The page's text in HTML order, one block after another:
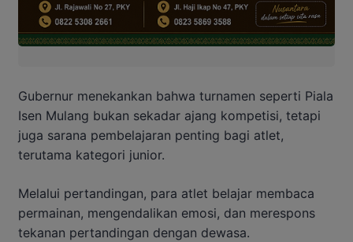
Gubernur menekankan bahwa turnamen seperti Piala
Isen Mulang bukan sekadar ajang kompetisi, tetapi
juga sarana pembelajaran penting bagi atlet,
terutama kategori junior.
Melalui pertandingan, para atlet belajar membaca
permainan, mengendalikan emosi, dan merespons
tekanan pertandingan dengan dewasa.